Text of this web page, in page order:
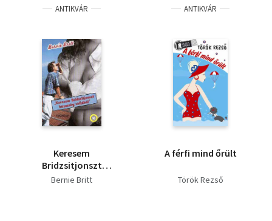
ANTIKVÁR
Keresem
Bridzsitjonszt
házasság céljából
Bernie Britt
ANTIKVÁR
A férfi mind őrült
Török Rezső